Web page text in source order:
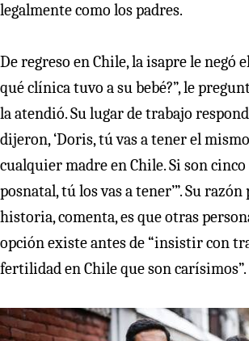
legalmente como los padres.
De regreso en Chile, la isapre le negó
qué clínica tuvo a su bebé?”, le
la atendió. Su lugar de trabajo
dijeron, ‘Doris, tú vas a tener el
cualquier madre en Chile. Si son cinco
posnatal, tú los vas a tener’”. Su
historia, comenta, es que otras
opción existe antes de “insistir con
fertilidad en Chile que son carísimos”.